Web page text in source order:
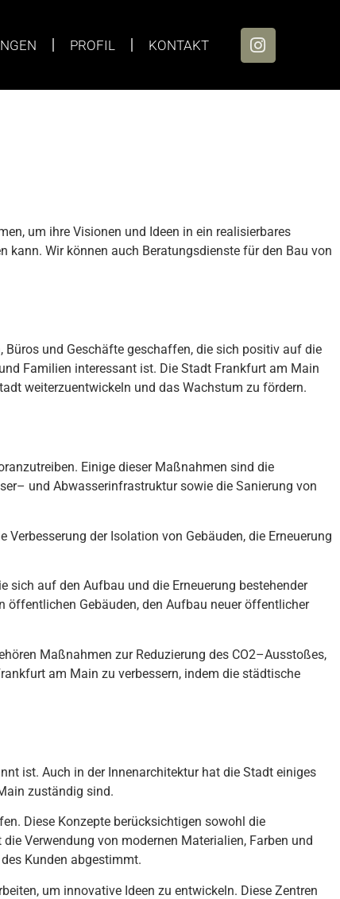
PROFIL KONTAKT
um ihre Visionen und Ideen in ein realisierbares
kann. Wir können auch Beratungsdienste für den Bau von
und Geschäfte geschaffen, die sich positiv auf die
Familien interessant ist. Die Stadt Frankfurt am Main
weiterzuentwickeln und das Wachstum zu fördern.
zutreiben. Einige dieserMaßnahmen sind die
– und Abwasserinfrastruktursowie die Sanierung von
Verbesserung derIsolation von Gebäuden, die Erneuerung
sich auf den Aufbau und die Erneuerung bestehender
öffent lichen Gebäuden, den Aufbau neueröffent licher
hören Maßnahmen zurReduzierung des CO2–Ausstoßes,
am Main zu verbessern, indem die städtische
nt ist. Auch in derInnenarchitekturhat die Stadt einiges
zuständig sind.
en. Diese Konzepte berücksichtigen sowohl die
die Verwendung von modernen Material ien, Farben und
des Kunden abgestimmt.
beiten, um innovative Ideen zu entwickeln. Diese Zentren